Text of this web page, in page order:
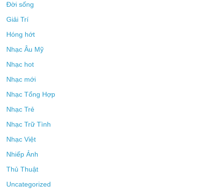
Đời sống
Giải Trí
Hóng hớt
Nhạc Âu Mỹ
Nhạc hot
Nhạc mới
Nhạc Tổng Hợp
Nhạc Trẻ
Nhạc Trữ Tình
Nhạc Việt
Nhiếp Ảnh
Thủ Thuật
Uncategorized